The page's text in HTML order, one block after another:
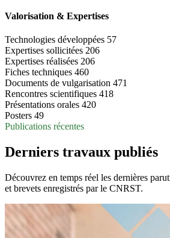
Valorisation & Expertises
Technologies développées 57
Expertises sollicitées 206
Expertises réalisées 206
Fiches techniques 460
Documents de vulgarisation 471
Rencontres scientifiques 418
Présentations orales 420
Posters 49
Publications récentes
Derniers travaux publiés
Découvrez en temps réel les dernières
et brevets enregistrés par le CNRST.